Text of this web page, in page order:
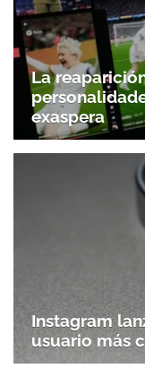
La
exaspera
Instagram
usuario más